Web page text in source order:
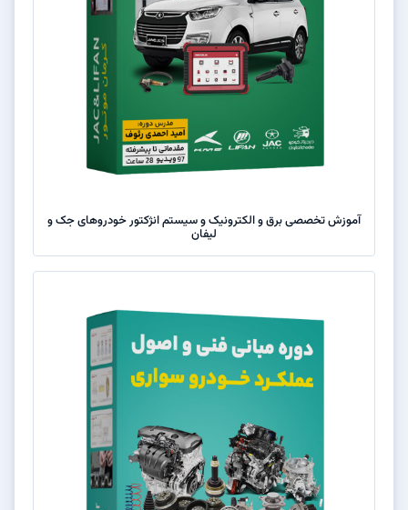
آموزش تخصصی برق و الکترونیک و سیستم انژکتور خودروهای جک و
لیفان